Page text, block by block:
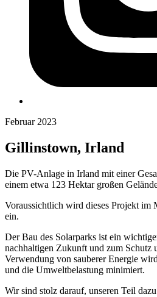
Februar 2023
Gillinstown, Irland
Die PV-Anlage in Irland mit einer
einem etwa 123 Hektar großen
Voraussichtlich wird dieses Projekt im
ein.
Der Bau des Solarparks ist ein
nachhaltigen Zukunft und zum Schutz
Verwendung von sauberer Energie
und die Umweltbelastung minimiert.
Wir sind stolz darauf, unseren Teil